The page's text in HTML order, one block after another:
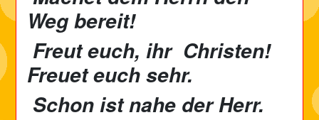
Weg bereit!
Freut euch, ihr Christen!
Freuet euch sehr.
Schon ist nahe der Herr.